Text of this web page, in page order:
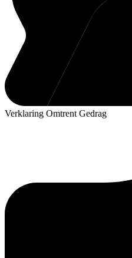
Verklaring Omtrent Gedrag